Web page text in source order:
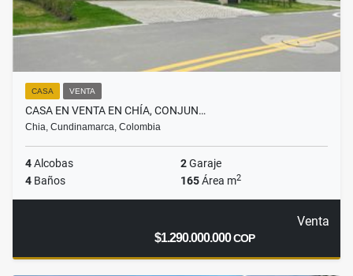
CASA VENTA
CASA EN VENTA EN CHÍA, CONJUN…
Chia, Cundinamarca, Colombia
4Alcobas 2Garaje
4 Baños 165Área m2
Venta
$1.290.000.000COP